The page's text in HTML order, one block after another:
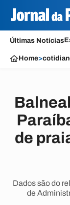
Últimas Notícias
Home>
de
Dados são do
de